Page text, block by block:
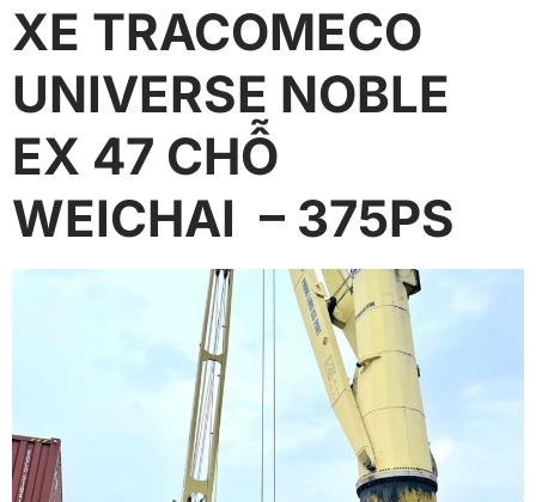
XE TRACOMECO
UNIVERSE NOBLE
EX 47 CHỖ
WEICHAI – 375PS